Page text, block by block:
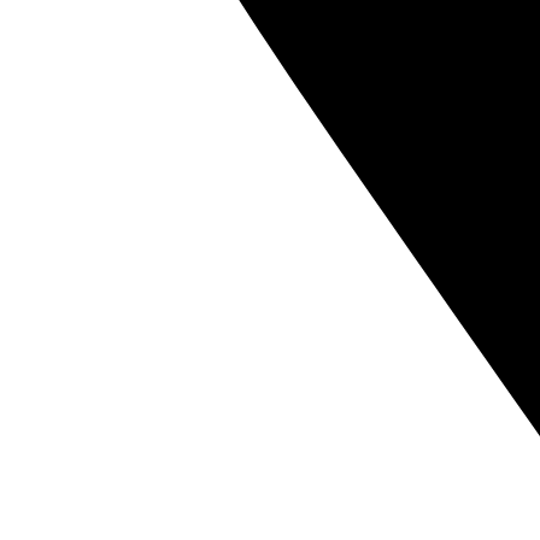
at markere steder de har besøgt
Rejse klistermærker fungerer særligt godt sammen
Hvis du kan lide klistermærker med rejse, kan du også
klistermærker
Disse typer klistermærker fungerer godt sammen i